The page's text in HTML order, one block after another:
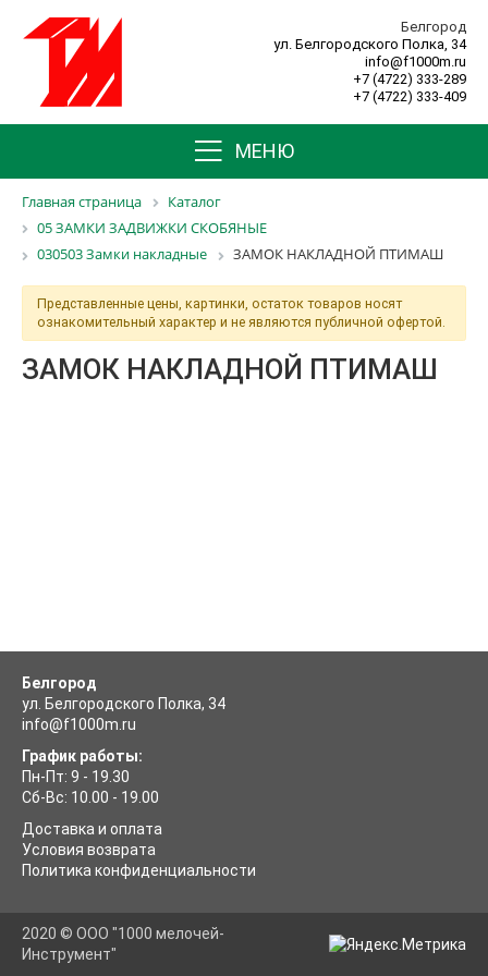
Белгород
ул. Белгородского Полка, 34
info@f1000m.ru
+7 (4722) 333-289
+7 (4722) 333-409
МЕНЮ
Главная страница
Каталог
05 ЗАМКИ ЗАДВИЖКИ СКОБЯНЫЕ
030503 Замки накладные
ЗАМОК НАКЛАДНОЙ ПТИМАШ
Представленные цены, картинки, остаток товаров носят
ознакомительный характер и не являются публичной офертой.
ЗАМОК НАКЛАДНОЙ ПТИМАШ
Белгород
ул. Белгородского Полка, 34
info@f1000m.ru
График работы:
Пн-Пт: 9 - 19.30
Сб-Вс: 10.00 - 19.00
Доставка и оплата
Условия возврата
Политика конфиденциальности
2020 © ООО "1000 мелочей-
Инструмент"